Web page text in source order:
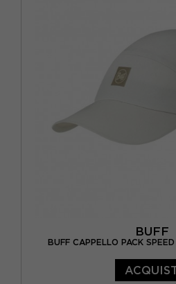
BUFF
BUFF CAPPELLO PACK